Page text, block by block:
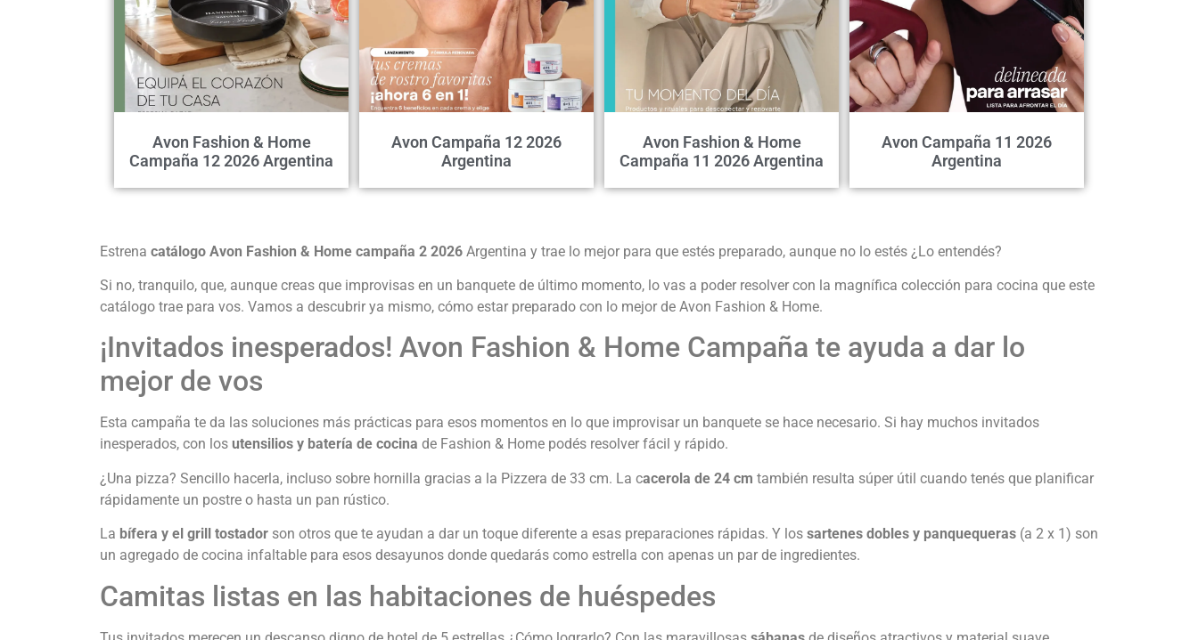
Avon Fashion & Home
Campaña 12 2026 Argentina
Avon Campaña 12 2026
Argentina
Avon Fashion & Home
Campaña 11 2026 Argentina
Avon Campaña 11 2026
Argentina
Estrena catálogo Avon Fashion & Home campaña 2 2026 Argentina y trae lo mejor para que estés preparado, aunque no lo estés ¿Lo entendés?
Si no, tranquilo, que, aunque creas que improvisas en un banquete de último momento, lo vas a poder resolver con la magnífica colección para cocina que este
catálogo trae para vos. Vamos a descubrir ya mismo, cómo estar preparado con lo mejor de Avon Fashion & Home.
¡Invitados inesperados! Avon Fashion & Home Campaña te ayuda a dar lo
mejor de vos
Esta campaña te da las soluciones más prácticas para esos momentos en lo que improvisar un banquete se hace necesario. Si hay muchos invitados
inesperados, con los utensilios y batería de cocina de Fashion & Home podés resolver fácil y rápido.
¿Una pizza? Sencillo hacerla, incluso sobre hornilla gracias a la Pizzera de 33 cm. La cacerola de 24 cm también resulta súper útil cuando tenés que planificar
rápidamente un postre o hasta un pan rústico.
La bífera y el grill tostador son otros que te ayudan a dar un toque diferente a esas preparaciones rápidas. Y los sartenes dobles y panquequeras (a 2 x 1) son
un agregado de cocina infaltable para esos desayunos donde quedarás como estrella con apenas un par de ingredientes.
Camitas listas en las habitaciones de huéspedes